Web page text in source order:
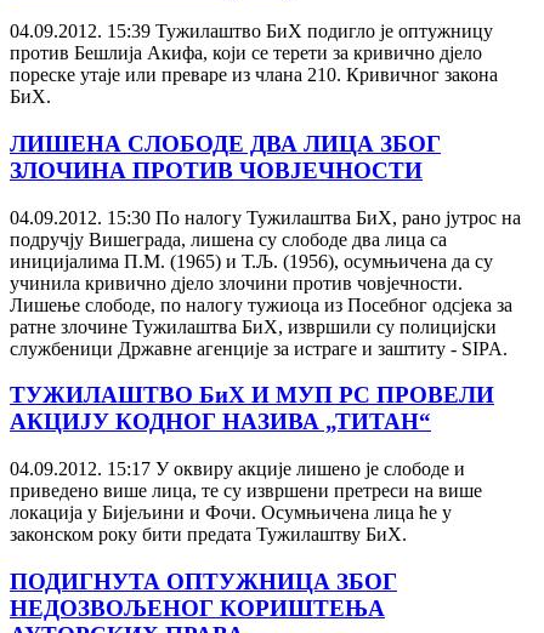
04.09.2012. 15:39 Тужилаштво БиХ подигло је оптужницу
против Бешлија Акифа, који се терети за кривично дјело
пореске утаје или преваре из члана 210. Кривичног закона
БиХ.
ЛИШЕНА СЛОБОДЕ ДВА ЛИЦА ЗБОГ
ЗЛОЧИНА ПРОТИВ ЧОВЈЕЧНОСТИ
04.09.2012. 15:30 По налогу Тужилаштва БиХ, рано јутрос на
подручју Вишеграда, лишена су слободе два лица са
иницијалима П.М. (1965) и Т.Љ. (1956), осумњичена да су
учинила кривично дјело злочини против човјечности.
Лишење слободе, по налогу тужиоца из Посебног одсјека за
ратне злочине Тужилаштва БиХ, извршили су полицијски
службеници Државне агенције за истраге и заштиту - SIPA.
ТУЖИЛАШТВО БиХ И МУП РС ПРОВЕЛИ
АКЦИЈУ КОДНОГ НАЗИВА „ТИТАН“
04.09.2012. 15:17 У оквиру акције лишено је слободе и
приведено више лица, те су извршени претреси на више
локација у Бијељини и Фочи. Осумњичена лица ће у
законском року бити предата Тужилаштву БиХ.
ПОДИГНУТА ОПТУЖНИЦА ЗБОГ
НЕДОЗВОЉЕНОГ КОРИШТЕЊА